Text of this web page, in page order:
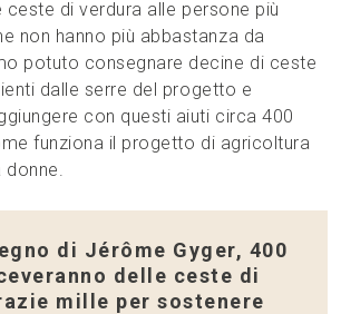
ceste di verdura alle persone più
non hanno più abbastanza da
potuto consegnare decine di ceste
dalle serre del progetto e
con questi aiuti circa 400
funziona il progetto di agricoltura
donne.
di Jérôme Gyger, 400
delle ceste di
mille per sostenere